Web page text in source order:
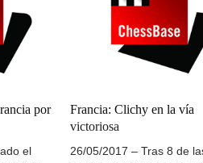
por
el
Francia: Clichy en la vía
victoriosa
26/05/2017 – Tras 8 de